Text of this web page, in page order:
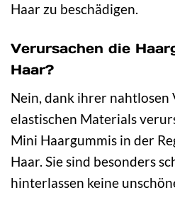
Haar zu beschädigen.
Verursachen die
Haar?
Nein, dank ihrer nahtlosen
elastischen Materials
Mini Haargummis in der
Haar. Sie sind besonders
hinterlassen keine